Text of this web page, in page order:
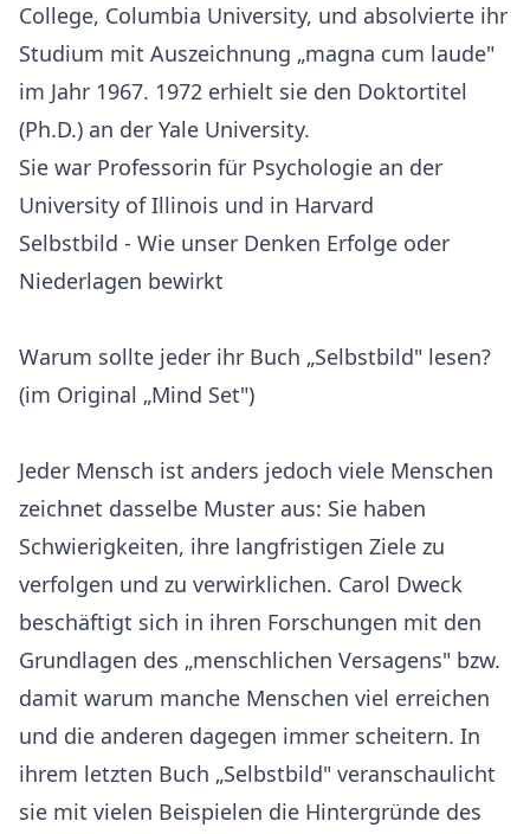
College, Columbia University, und absolvierte ihr
Studium mit Auszeichnung „magna cum laude"
im Jahr 1967. 1972 erhielt sie den Doktortitel
(Ph.D.) an der Yale University.
Sie war Professorin für Psychologie an der
University of Illinois und in Harvard
Selbstbild - Wie unser Denken Erfolge oder
Niederlagen bewirkt
Warum sollte jeder ihr Buch „Selbstbild" lesen?
(im Original „Mind Set")
Jeder Mensch ist anders jedoch viele Menschen
zeichnet dasselbe Muster aus: Sie haben
Schwierigkeiten, ihre langfristigen Ziele zu
verfolgen und zu verwirklichen. Carol Dweck
beschäftigt sich in ihren Forschungen mit den
Grundlagen des „menschlichen Versagens" bzw.
damit warum manche Menschen viel erreichen
und die anderen dagegen immer scheitern. In
ihrem letzten Buch „Selbstbild" veranschaulicht
sie mit vielen Beispielen die Hintergründe des